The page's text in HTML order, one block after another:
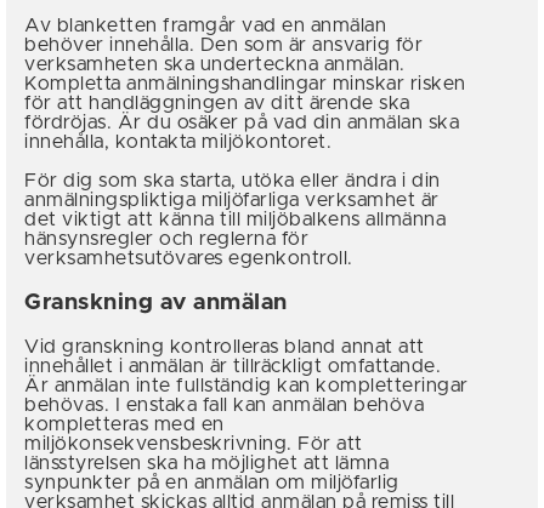
Av blanketten framgår vad en anmälan
behöver innehålla. Den som är ansvarig för
verksamheten ska underteckna anmälan.
Kompletta anmälningshandlingar minskar risken
för att handläggningen av ditt ärende ska
fördröjas. Är du osäker på vad din anmälan ska
innehålla, kontakta miljökontoret.
För dig som ska starta, utöka eller ändra i din
anmälningspliktiga miljöfarliga verksamhet är
det viktigt att känna till miljöbalkens allmänna
hänsynsregler och reglerna för
verksamhetsutövares egenkontroll.
Granskning av anmälan
Vid granskning kontrolleras bland annat att
innehållet i anmälan är tillräckligt omfattande.
Är anmälan inte fullständig kan kompletteringar
behövas. I enstaka fall kan anmälan behöva
kompletteras med en
miljökonsekvensbeskrivning. För att
länsstyrelsen ska ha möjlighet att lämna
synpunkter på en anmälan om miljöfarlig
verksamhet skickas alltid anmälan på remiss till